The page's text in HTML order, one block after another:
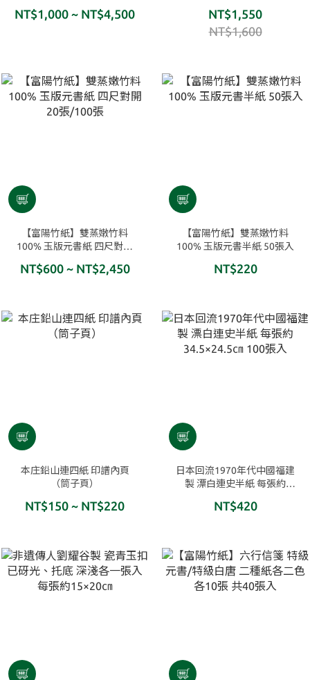
NT$1,000 ~ NT$4,500
NT$1,550
NT$1,600
【富陽竹紙】雙蒸嫩竹料
100% 玉版元書紙 四尺對開
NT$600 ~ NT$2,450
【富陽竹紙】雙蒸嫩竹料
100% 玉版元書半紙 50張入
NT$220
本庄鉛山連四紙 印譜內頁
（筒子頁）
NT$150 ~ NT$220
日本回流1970年代中國福建
製 漂白連史半紙 每張約
NT$420